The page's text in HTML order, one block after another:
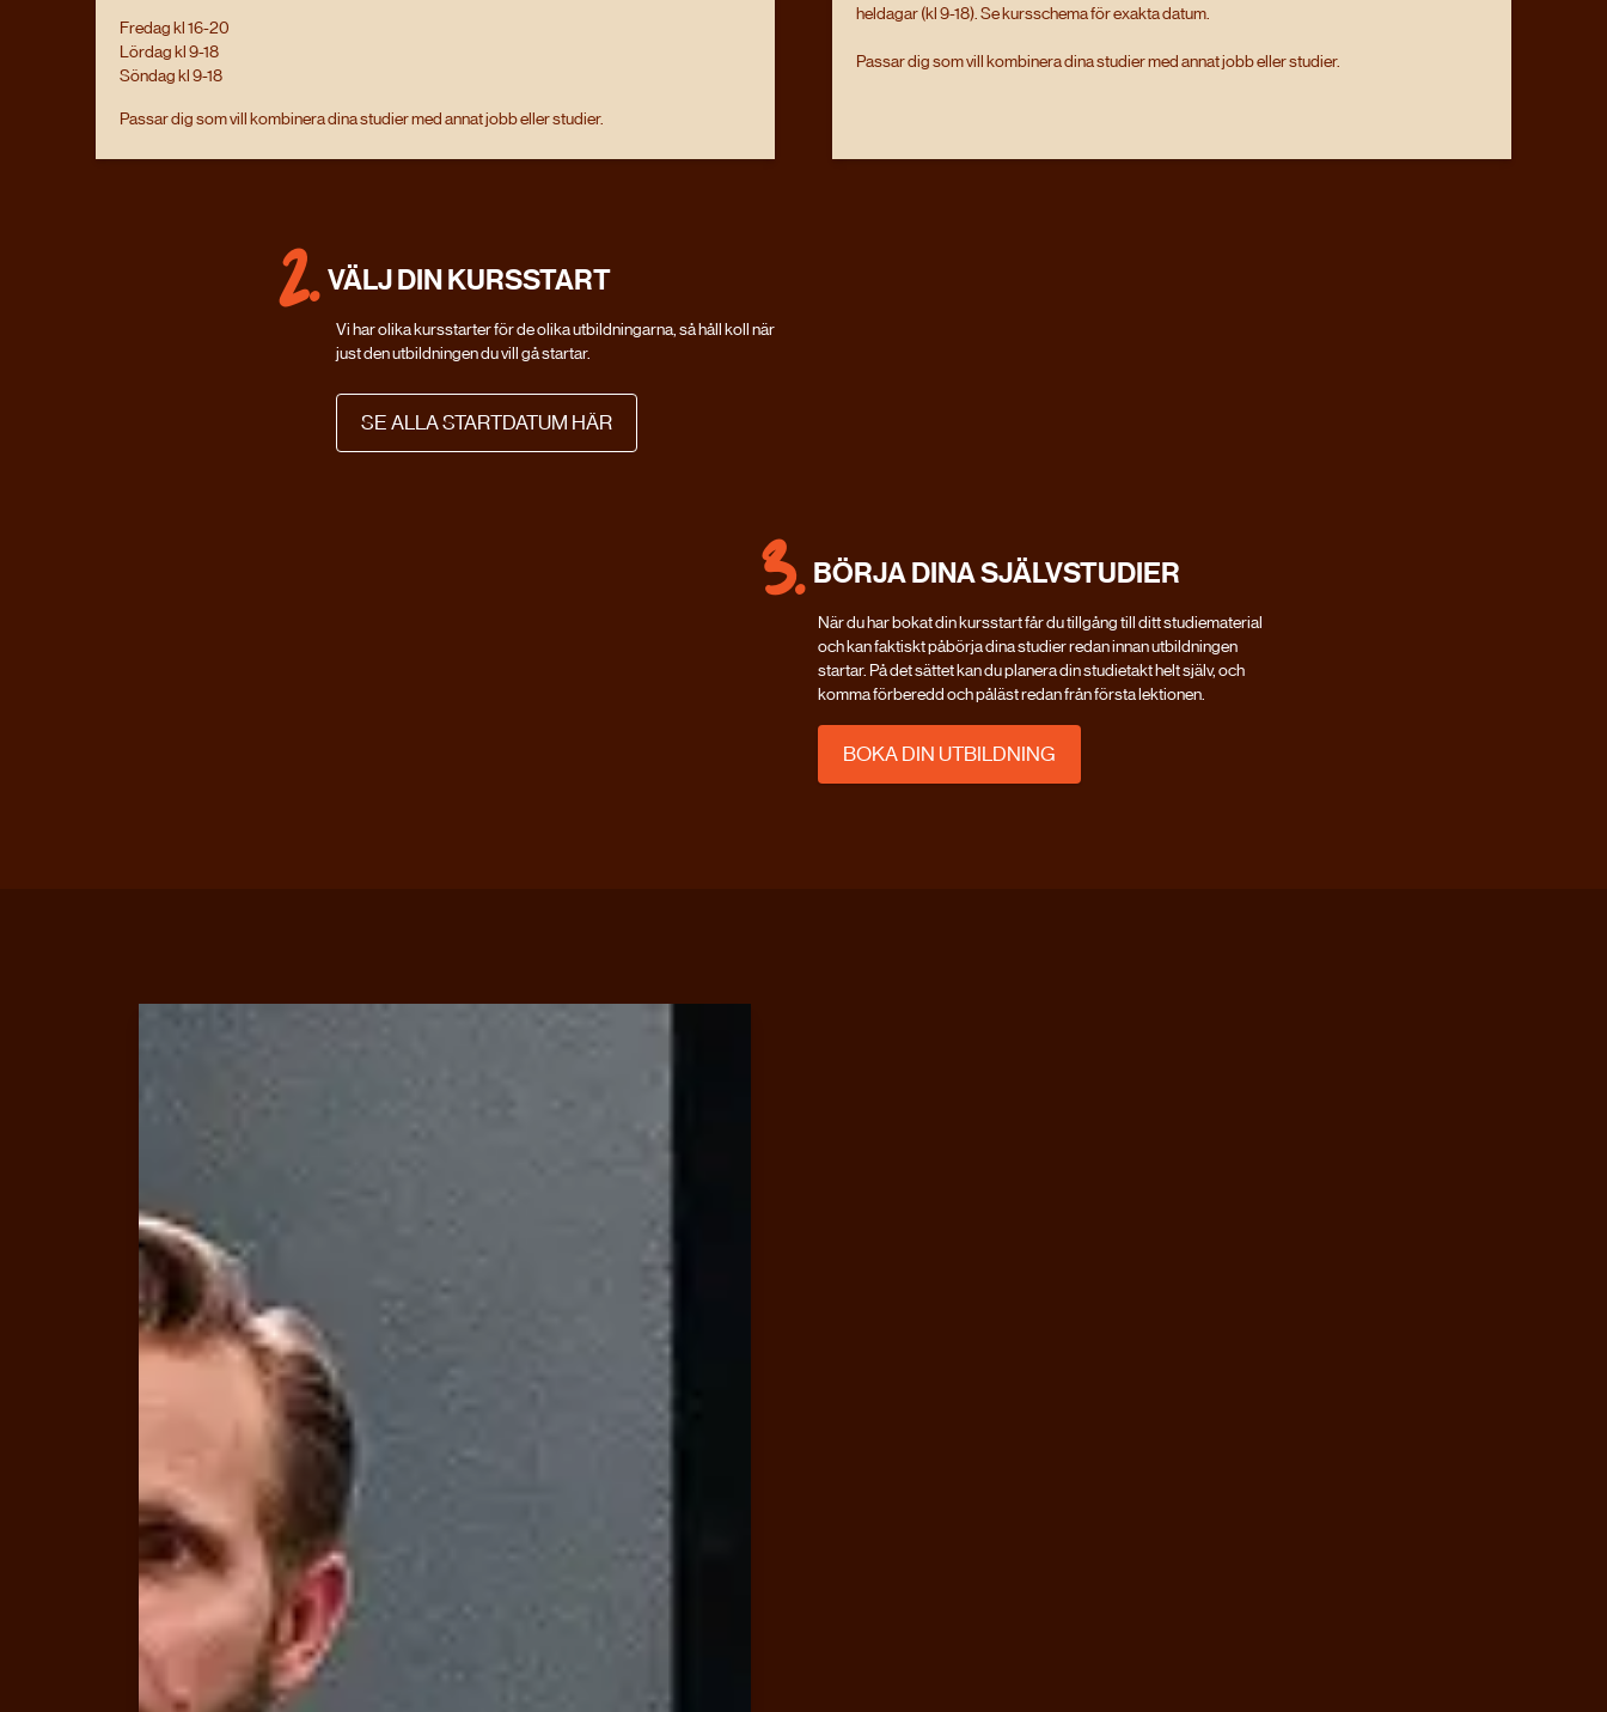
Fredag kl 16-20
Lördag kl 9-18
Söndag kl 9-18
Passar dig som vill kombinera dina studier med annat jobb eller studier.
heldagar (kl 9-18). Se kursschema för exakta datum.
Passar dig som vill kombinera dina studier med annat jobb eller studier.
2. VÄLJ DIN KURSSTART
Vi har olika kursstarter för de olika utbildningarna, så håll koll när
just den utbildningen du vill gå startar.
SE ALLA STARTDATUM HÄR
3. BÖRJA DINA SJÄLVSTUDIER
När du har bokat din kursstart får du tillgång till ditt studiematerial
och kan faktiskt påbörja dina studier redan innan utbildningen
startar. På det sättet kan du planera din studietakt helt själv, och
komma förberedd och påläst redan från första lektionen.
BOKA DIN UTBILDNING